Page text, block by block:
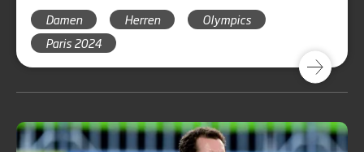
über die bisherige Geschichte des Hockeysports
bei Olympischen Spielen und die Medaillen des
DHB bei Olympischen Spielen.
Damen Herren
Olympics
Paris 2024